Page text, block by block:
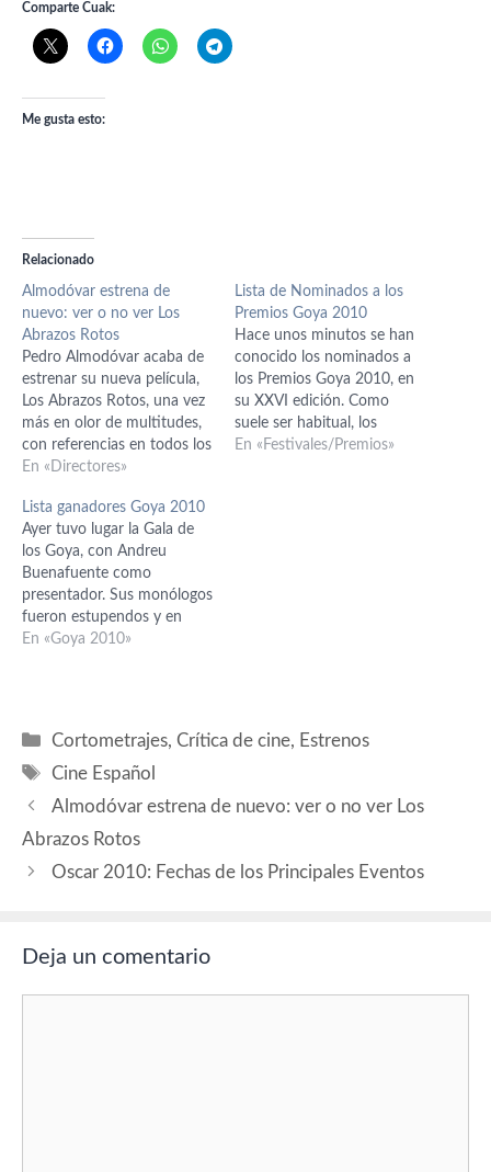
Comparte Cuak:
Me gusta esto:
Relacionado
Almodóvar estrena de
nuevo: ver o no ver Los
Abrazos Rotos
Pedro Almodóvar acaba de
estrenar su nueva película,
Los Abrazos Rotos, una vez
más en olor de multitudes,
con referencias en todos los
medios, sus actrices
y la parafernalia
acostumbrada. Aún no he
visto la película y,
francamente, tengo mis
dudas. No creo que ofrezca
nada nuevo respecto…
En «Directores»
Lista de Nominados a los
Premios Goya 2010
Hace unos minutos se han
conocido los nominados a
los Premios Goya 2010, en
su XXVI edición. Como
suele ser habitual, los
medios de comunicación y
En «Festivales/Premios»
Lista ganadores Goya 2010
Ayer tuvo lugar la Gala de
los Goya, con Andreu
Buenafuente como
presentador. Sus monólogos
fueron estupendos y en
general la gala, a pesar de
actores, riéndose con ellos y
de ellos, y la gente…
En «Goya 2010»
Categorías
Cortometrajes,Crítica de cine, Estrenos
Etiquetas
Cine Español
Almodóvar estrena de nuevo: ver o no ver Los
Abrazos Rotos
Oscar 2010: Fechas de los Principales Eventos
Deja un comentario